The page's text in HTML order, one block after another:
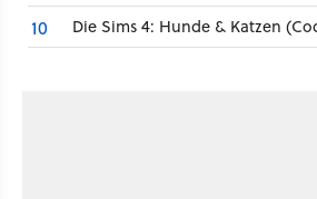
10 Die Sims 4: Hunde & Katzen